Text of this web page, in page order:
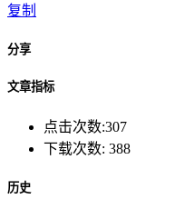
复制
分享
文章指标
点击次数:307
下载次数: 388
历史